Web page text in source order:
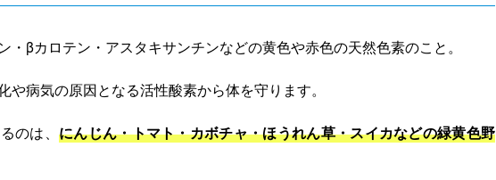
・βカロテン・アスタキサンチンなどの黄色や赤色の天然色素のこと。
や病気の原因となる活性酸素から体を守ります。
のは、 にんじん・トマト・カボチャ・ほうれん草・スイカなどの緑黄色野